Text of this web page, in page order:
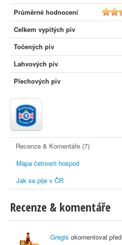
Průměrné hodnocení
Celkem vypitých piv
Točených piv
Lahvových piv
Plechových piv
Recenze & Komentáře (7)
Mapa četnosti hospod
Jak se pije v ČR
Recenze & komentáře
Gregis okomentoval před